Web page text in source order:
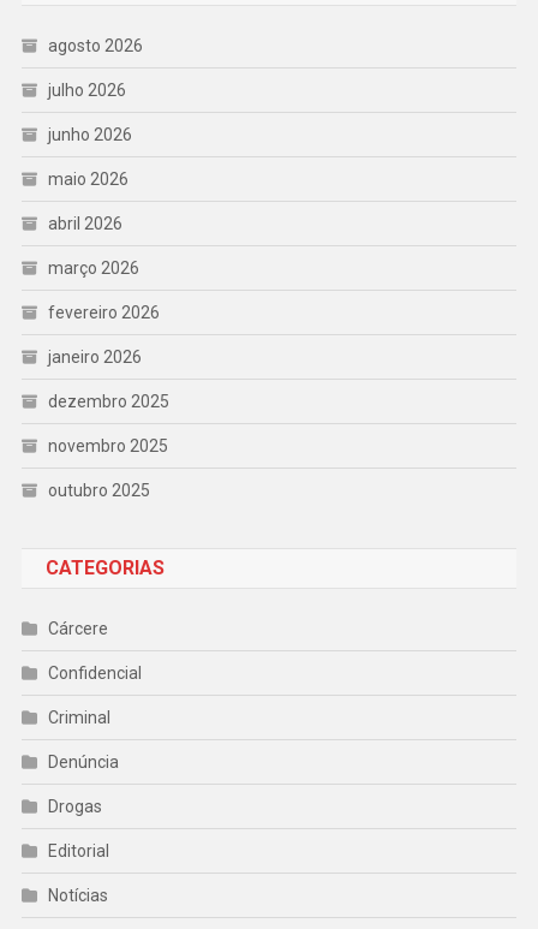
agosto 2026
julho 2026
junho 2026
maio 2026
abril 2026
março 2026
fevereiro 2026
janeiro 2026
dezembro 2025
novembro 2025
outubro 2025
CATEGORIAS
Cárcere
Confidencial
Criminal
Denúncia
Drogas
Editorial
Notícias